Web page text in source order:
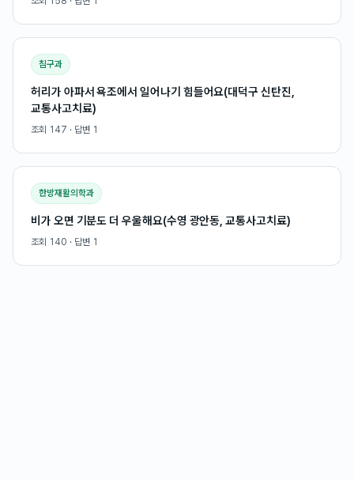
침구과
허리가 아파서 욕조에서 일어나기 힘들어요(대덕구 신탄진,
교통사고치료)
조회 147 · 답변 1
한방재활의학과
비가 오면 기분도 더 우울해요(수영 광안동, 교통사고치료)
조회 140 · 답변 1